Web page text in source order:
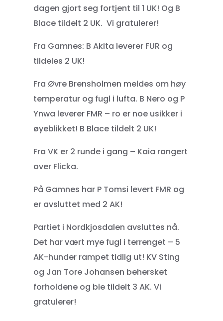
dagen gjort seg fortjent til 1 UK! Og B
Blace tildelt 2 UK. Vi gratulerer!
Fra Gamnes: B Akita leverer FUR og
tildeles 2 UK!
Fra Øvre Brensholmen meldes om høy
temperatur og fugl i lufta. B Nero og P
Ynwa leverer FMR – ro er noe usikker i
øyeblikket! B Blace tildelt 2 UK!
Fra VK er 2 runde i gang – Kaia rangert
over Flicka.
På Gamnes har P Tomsi levert FMR og
er avsluttet med 2 AK!
Partiet i Nordkjosdalen avsluttes nå.
Det har vært mye fugl i terrenget – 5
AK-hunder rampet tidlig ut! KV Sting
og Jan Tore Johansen behersket
forholdene og ble tildelt 3 AK. Vi
gratulerer!